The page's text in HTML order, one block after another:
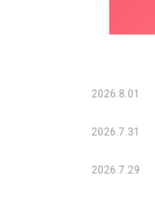
2026.8.01
2026.7.31
2026.7.29